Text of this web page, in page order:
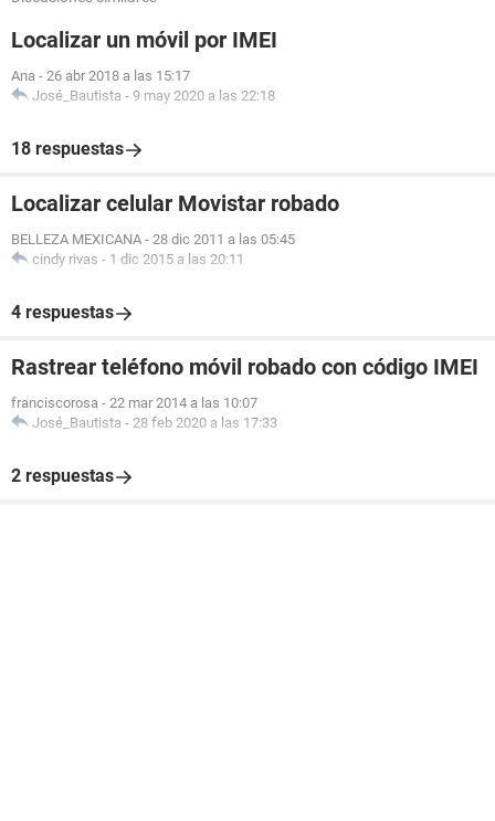
Localizar un móvil por IMEI
Ana - 26 abr 2018 a las 15:17
José_Bautista - 9 may 2020 a las 22:18
18 respuestas
Localizar celular Movistar robado
BELLEZA MEXICANA - 28 dic 2011 a las 05:45
cindy rivas - 1 dic 2015 a las 20:11
4 respuestas
Rastrear teléfono móvil robado con código IMEI
franciscorosa - 22 mar 2014 a las 10:07
José_Bautista - 28 feb 2020 a las 17:33
2 respuestas